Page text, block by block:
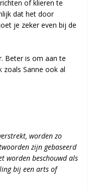
of klieren te
dat het door
je zeker even bij de
Beter is om aan te
zoals Sanne ook al
worden zo
zijn gebaseerd
worden beschouwd als
bij een arts of